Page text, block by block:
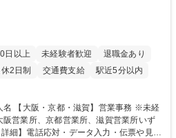
日以上 未経験者歓迎
退職金あり
2日制 交通費支給
駅近5分以内
細】電話応対・データ入力・伝票や見積